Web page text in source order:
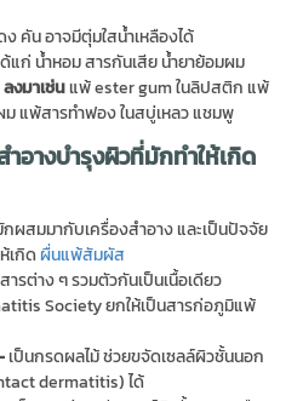
คัน อาจมีตุ่มใสน้ำเหลืองได้
แก่ น้ำหอม สารกันเสีย น้ำยาย้อมผม
งมาเช่น แพ้ ester gum ในลิปสติก แพ้
แพ้สารทำฟอง ในสบู่เหลว แชมพู
อางบำรุงผิวที่มักทำให้เกิด
ผสมมากับเครื่องสำอาง และเป็นปัจจัย
เกิด ผื่นแพ้สัมผัส
ารต่าง ๆ รวมตัวกันเป็นเนื้อเดียว
Society ยกให้เป็นสารก่อภูมิแพ้
เป็นกรดผลไม้ ช่วยขจัดเซลล์ผิวชั้นนอก
dermatitis) ได้